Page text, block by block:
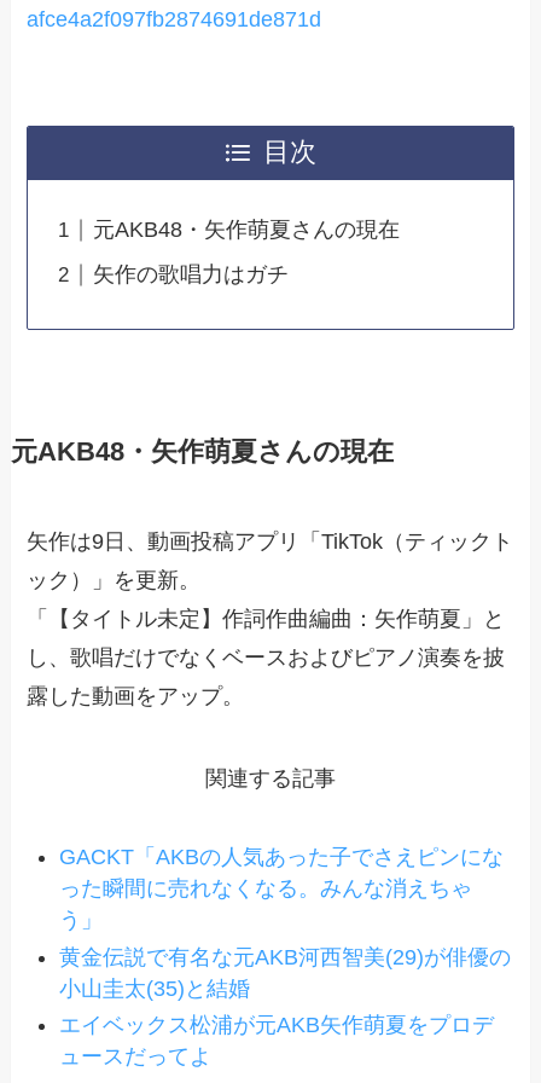
afce4a2f097fb2874691de871d
目次
元AKB48・矢作萌夏さんの現在
矢作の歌唱力はガチ
元AKB48・矢作萌夏さんの現在
矢作は9日、動画投稿アプリ「TikTok（ティックト
ック）」を更新。
「【タイトル未定】作詞作曲編曲：矢作萌夏」と
し、歌唱だけでなくベースおよびピアノ演奏を披
露した動画をアップ。
関連する記事
GACKT「AKBの人気あった子でさえピンにな
った瞬間に売れなくなる。みんな消えちゃ
う」
黄金伝説で有名な元AKB河西智美(29)が俳優の
小山圭太(35)と結婚
エイベックス松浦が元AKB矢作萌夏をプロデ
ュースだってよ